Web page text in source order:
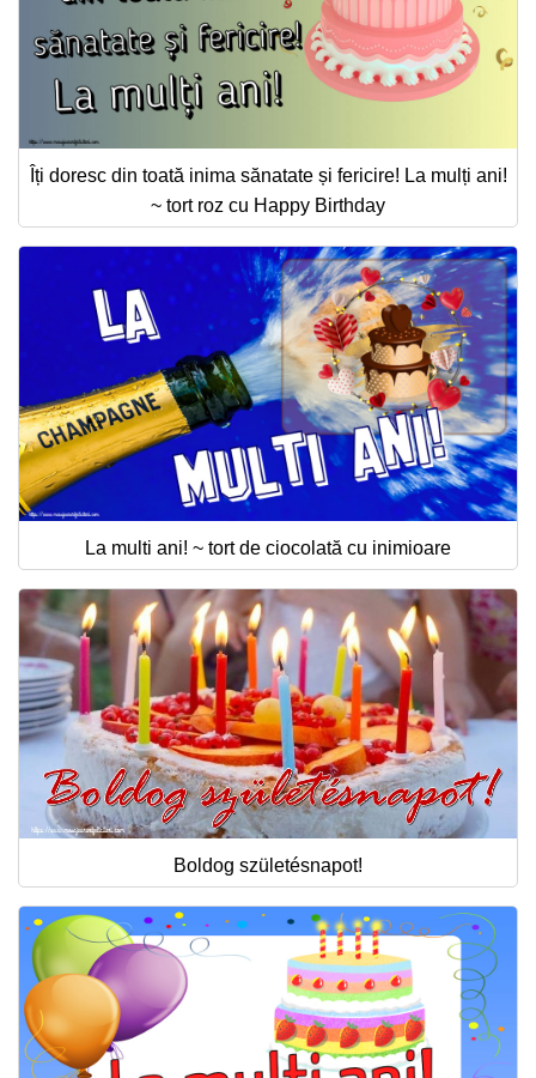
Îți doresc din toată inima sănatate și fericire! La mulți ani!
~ tort roz cu Happy Birthday
La multi ani! ~ tort de ciocolată cu inimioare
Boldog születésnapot!